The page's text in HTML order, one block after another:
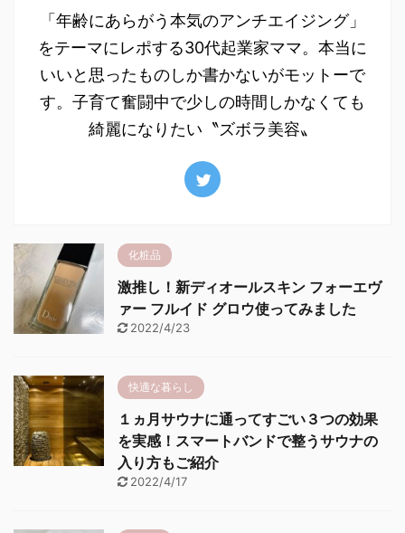
「年齢にあらがう本気のアンチエイジング」
をテーマにレポする30代起業家ママ。本当に
いいと思ったものしか書かないがモットーで
す。子育て奮闘中で少しの時間しかなくても
綺麗になりたい〝ズボラ美容〟
化粧品
激推し！新ディオールスキン フォーエヴ
ァー フルイド グロウ使ってみました
2022/4/23
快適な暮らし
１ヵ月サウナに通ってすごい３つの効果
を実感！スマートバンドで整うサウナの
入り方もご紹介
2022/4/17